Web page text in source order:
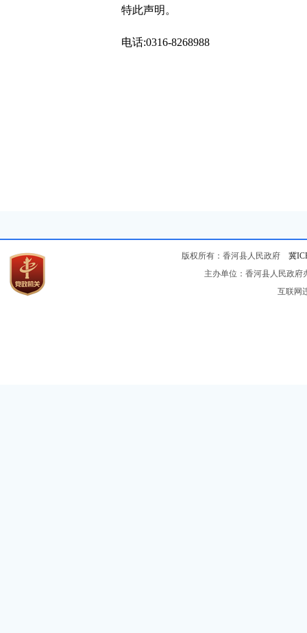
特此声明。
电话:0316-8268988
版权所有：香河县人民政府 冀
主办单位：香河县人民政
互联网